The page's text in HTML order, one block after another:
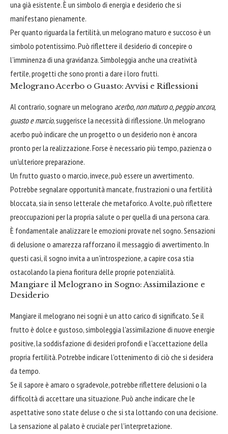
una già esistente. È un simbolo di energia e desiderio che si
manifestano pienamente.
Per quanto riguarda la fertilità, un melograno maturo e succoso è un
simbolo potentissimo. Può riflettere il desiderio di concepire o
l'imminenza di una gravidanza. Simboleggia anche una creatività
fertile, progetti che sono pronti a dare i loro frutti.
Melograno Acerbo o Guasto: Avvisi e Riflessioni
Al contrario, sognare un melograno acerbo, non maturo o, peggio ancora,
guasto e marcio, suggerisce la necessità di riflessione. Un melograno
acerbo può indicare che un progetto o un desiderio non è ancora
pronto per la realizzazione. Forse è necessario più tempo, pazienza o
un'ulteriore preparazione.
Un frutto guasto o marcio, invece, può essere un avvertimento.
Potrebbe segnalare opportunità mancate, frustrazioni o una fertilità
bloccata, sia in senso letterale che metaforico. A volte, può riflettere
preoccupazioni per la propria salute o per quella di una persona cara.
È fondamentale analizzare le emozioni provate nel sogno. Sensazioni
di delusione o amarezza rafforzano il messaggio di avvertimento. In
questi casi, il sogno invita a un'introspezione, a capire cosa stia
ostacolando la piena fioritura delle proprie potenzialità.
Mangiare il Melograno in Sogno: Assimilazione e
Desiderio
Mangiare il melograno nei sogni è un atto carico di significato. Se il
frutto è dolce e gustoso, simboleggia l'assimilazione di nuove energie
positive, la soddisfazione di desideri profondi e l'accettazione della
propria fertilità. Potrebbe indicare l'ottenimento di ciò che si desidera
da tempo.
Se il sapore è amaro o sgradevole, potrebbe riflettere delusioni o la
difficoltà di accettare una situazione. Può anche indicare che le
aspettative sono state deluse o che si sta lottando con una decisione.
La sensazione al palato è cruciale per l'interpretazione.